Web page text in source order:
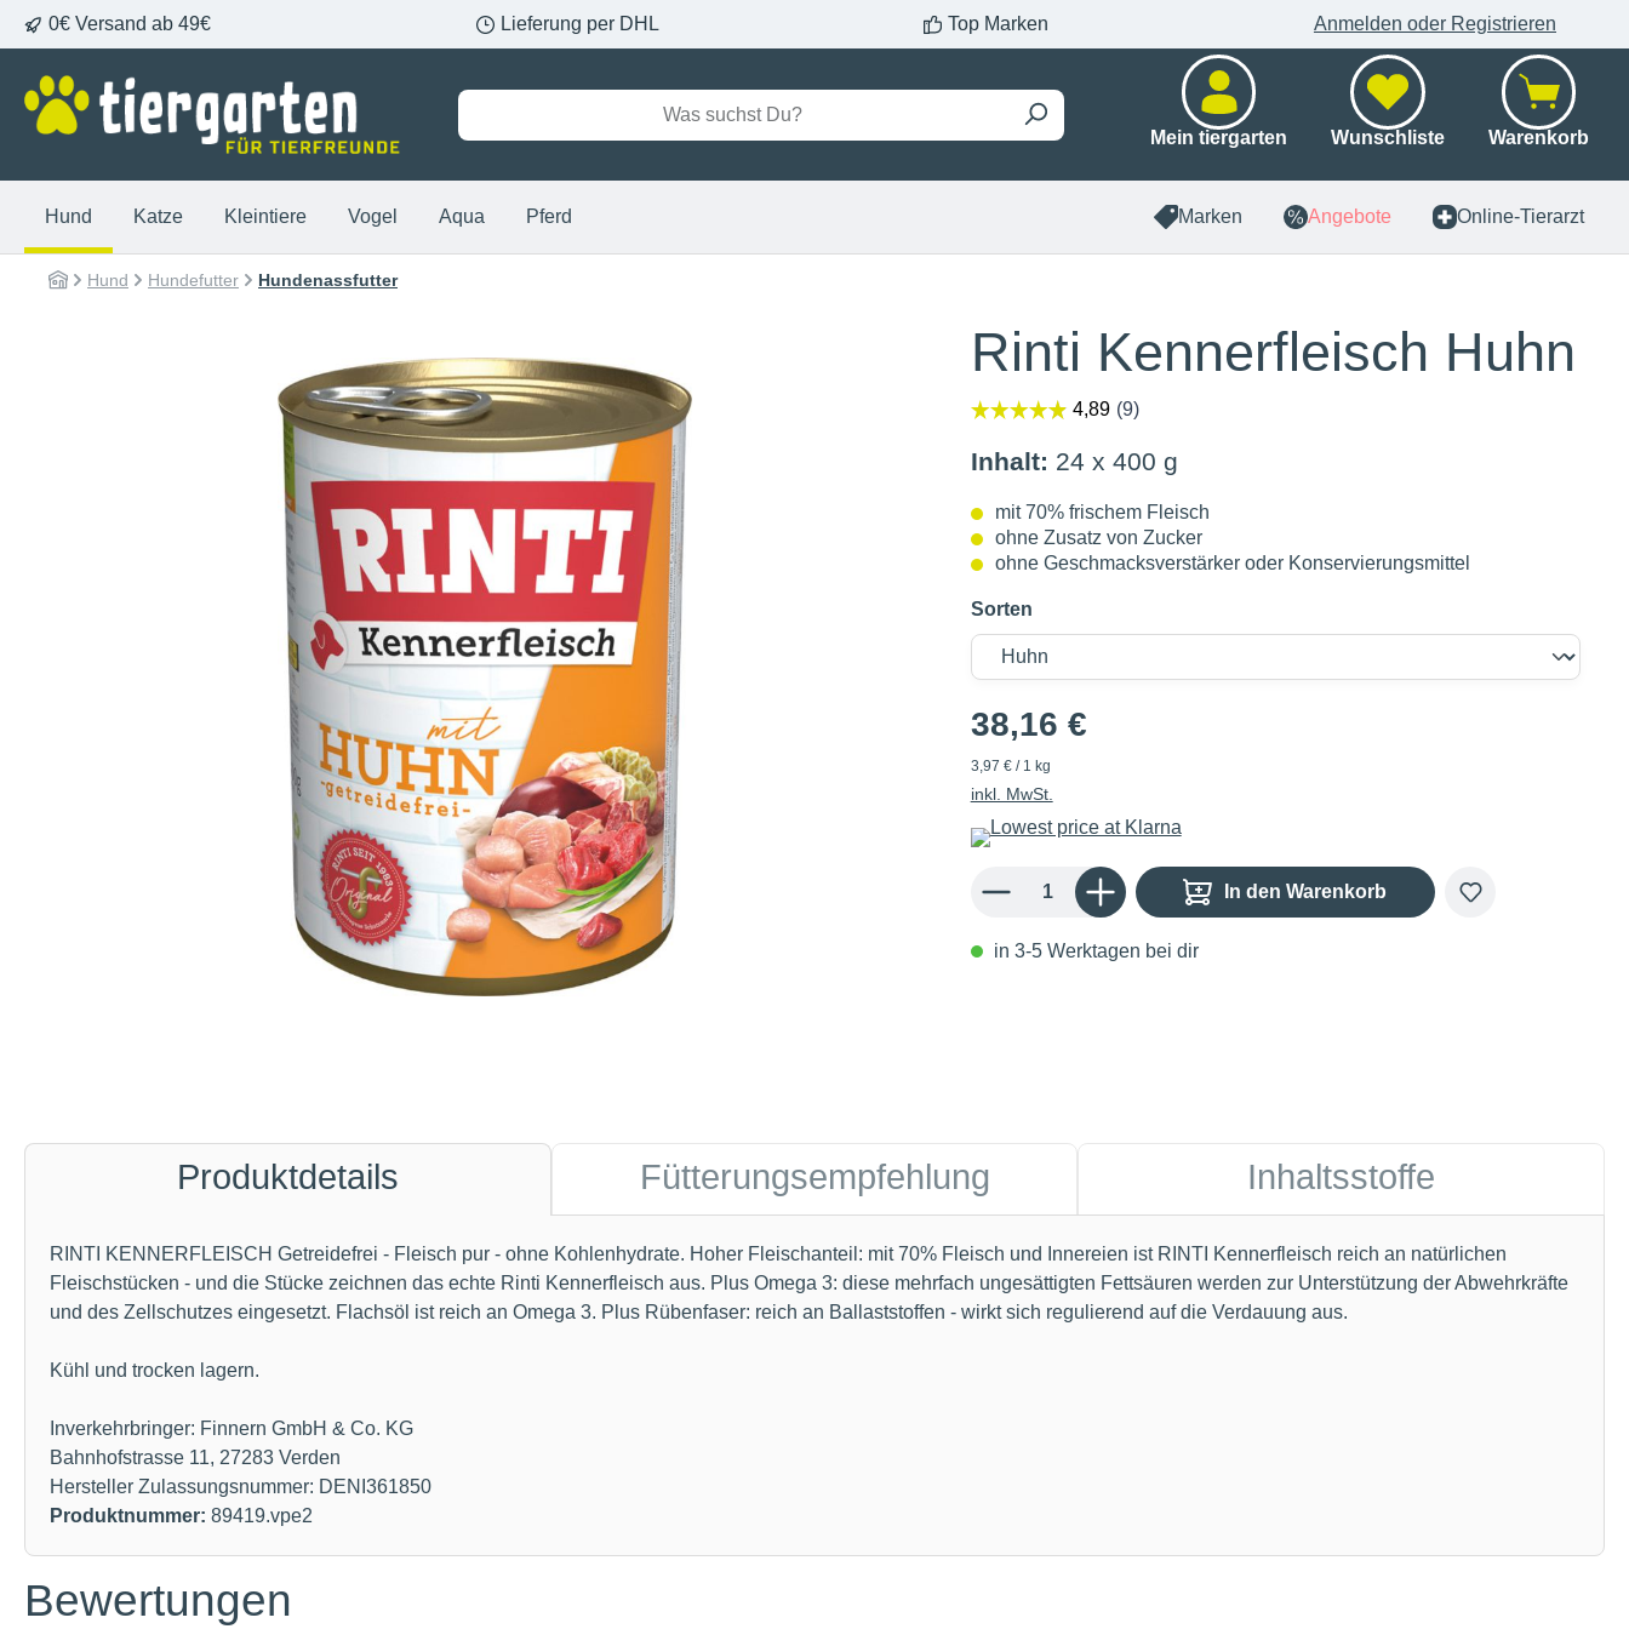
Zur Hauptnavigation springen
0€ Versand ab 49€ Lieferung per DHL Top Marken Anmelden oder Registrieren
Mein tiergarten Wunschliste Warenkorb
Hund Katze Kleintiere Vogel Aqua Pferd Marken Angebote Online-Tierarzt
Hund Hundefutter Hundenassfutter
Rinti Kennerfleisch Huhn
Inhalt: 24 x 400 g
mit 70% frischem Fleisch
ohne Zusatz von Zucker
ohne Geschmacksverstärker oder Konservierungsmittel
Sorten
38,16 €
3,97 € / 1 kg
inkl. MwSt.
Produkt Anzahl: Gib den gewünschten Wert ein oder benutze die Schaltflächen um die Anzahl zu
In den Warenkorb
in 3-5 Werktagen bei dir
Produktdetails Fütterungsempfehlung Inhaltsstoffe
RINTI KENNERFLEISCH Getreidefrei - Fleisch pur - ohne Kohlenhydrate. Hoher Fleischanteil: mit 70% Fleisch und Innereien ist RINTI Kennerfleisch reich an natürlichen
Fleischstücken - und die Stücke zeichnen das echte Rinti Kennerfleisch aus. Plus Omega 3: diese mehrfach ungesättigten Fettsäuren werden zur Unterstützung der Abwehrkräfte
und des Zellschutzes eingesetzt. Flachsöl ist reich an Omega 3. Plus Rübenfaser: reich an Ballaststoffen - wirkt sich regulierend auf die Verdauung aus.
Kühl und trocken lagern.
Inverkehrbringer: Finnern GmbH & Co. KG
Bahnhofstrasse 11, 27283 Verden
Hersteller Zulassungsnummer: DENI361850
Produktnummer: 89419.vpe2
Bewertungen